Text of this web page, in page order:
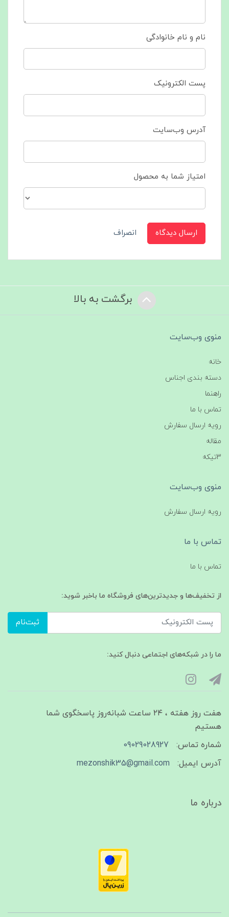
نام و نام خانوادگی
پست الکترونیک
آدرس وب‌سایت
امتیاز شما به محصول
ارسال دیدگاه انصراف
برگشت به بالا
منوی وب‌سایت
خانه
دسته بندی اجناس
راهنما
تماس با ما
رویه ارسال سفارش
مقاله
3تیکه
منوی وب‌سایت
رویه ارسال سفارش
تماس با ما
تماس با ما
از تخفیف‌ها و جدیدترین‌های فروشگاه ما باخبر شوید:
ثبت‌نام
ما را در شبکه‌های اجتماعی دنبال کنید:
هفت روز هفته ، ۲۴ ساعت شبانه‌روز پاسخگوی شما
هستیم
شماره تماس:
09029028927
آدرس ایمیل:
mezonshik35@gmail.com
درباره ما